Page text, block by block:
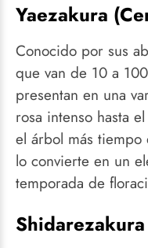
Yaezakura
Conocido por sus
que van de 10 a
presentan en una
rosa intenso hasta
el árbol más
lo convierte en un
temporada de